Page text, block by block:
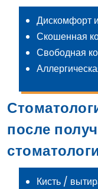
Дискомфорт
Скошенная
Свободная
после
Кисть /